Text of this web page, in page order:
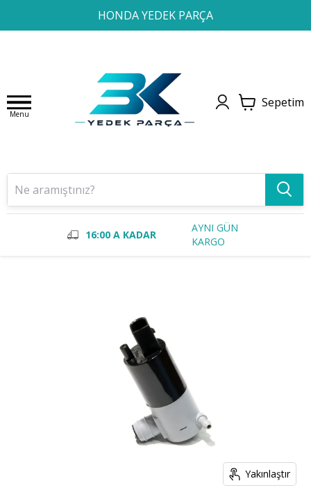
HONDA YEDEK PARÇA
1 2 3 4
Menu
Sepetim
16:00 A KADAR
AYNI GÜN
KARGO
Yakınlaştır